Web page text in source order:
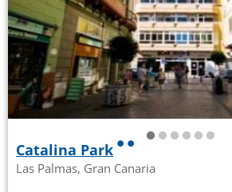
Catalina Park
Las Palmas, Gran Canaria